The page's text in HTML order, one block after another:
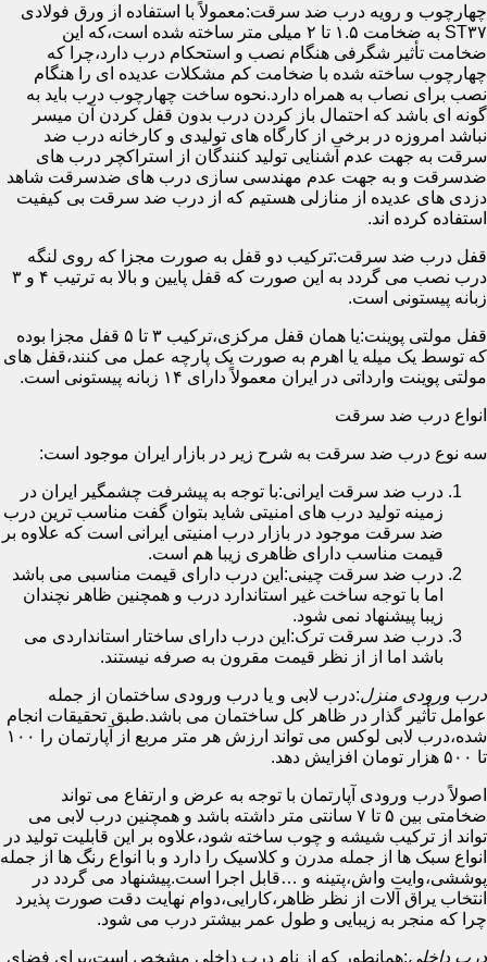
چهارچوب و رویه درب ضد سرقت:معمولاً با استفاده از ورق فولادی
ST۳۷ به ضخامت ۱.۵ تا ۲ میلی متر ساخته شده است،که این
ضخامت تأثیر شگرفی هنگام نصب و استحکام درب دارد،چرا که
چهارچوب ساخته شده با ضخامت کم مشکلات عدیده ای را هنگام
نصب برای نصاب به همراه دارد.نحوه ساخت چهارچوب درب باید به
گونه ای باشد که احتمال باز کردن درب بدون قفل کردن آن میسر
نباشد امروزه در برخی از کارگاه های تولیدی و کارخانه درب ضد
سرقت به جهت عدم آشنایی تولید کنندگان از استراکچر درب های
ضدسرقت و به جهت عدم مهندسی سازی درب های ضدسرقت شاهد
دزدی های عدیده از منازلی هستیم که از درب ضد سرقت بی کیفیت
استفاده کرده اند.
قفل درب ضد سرقت:ترکیب دو قفل به صورت مجزا که روی لنگه
درب نصب می گردد به این صورت که قفل پایین و بالا به ترتیب ۴ و ۳
زبانه پیستونی است.
قفل مولتی پوینت:یا همان قفل مرکزی،ترکیب ۳ تا ۵ قفل مجزا بوده
که توسط یک میله یا اهرم به صورت یک پارچه عمل می کنند،قفل های
مولتی پوینت وارداتی در ایران معمولاً دارای ۱۴ زبانه پیستونی است.
انواع درب ضد سرقت
سه نوع درب ضد سرقت به شرح زیر در بازار ایران موجود است:
درب ضد سرقت ایرانی:با توجه به پیشرفت چشمگیر ایران در
زمینه تولید درب های امنیتی شاید بتوان گفت مناسب ترین درب
ضد سرقت موجود در بازار درب امنیتی ایرانی است که علاوه بر
قیمت مناسب دارای ظاهری زیبا هم است.
درب ضد سرقت چینی:این درب دارای قیمت مناسبی می باشد
اما با توجه ساخت غیر استاندارد درب و همچنین ظاهر نچندان
زیبا پیشنهاد نمی شود.
درب ضد سرقت ترک:این درب دارای ساختار استانداردی می
باشد اما از از نظر قیمت مقرون به صرفه نیستند.
درب ورودی منزل:درب لابی و یا درب ورودی ساختمان از جمله
عوامل تأثیر گذار در ظاهر کل ساختمان می باشد.طبق تحقیقات انجام
شده،درب لابی لوکس می تواند ارزش هر متر مربع از آپارتمان را ۱۰۰
تا ۵۰۰ هزار تومان افزایش دهد.
اصولاً درب ورودی آپارتمان با توجه به عرض و ارتفاع می تواند
ضخامتی بین ۵ تا ۷ سانتی متر داشته باشد و همچنین درب لابی می
تواند از ترکیب شیشه و چوب ساخته شود،علاوه بر این قابلیت تولید در
انواع سبک ها از جمله مدرن و کلاسیک را دارد و با انواع رنگ ها از جمله
پوششی،وایت واش،پتینه و …قابل اجرا است.پیشنهاد می گردد در
انتخاب یراق آلات از نظر ظاهر،کارایی،دوام نهایت دقت صورت پذیرد
چرا که منجر به زیبایی و طول عمر بیشتر درب می شود.
درب داخلی:همانطور که از نام درب داخلی مشخص است،برای فضای